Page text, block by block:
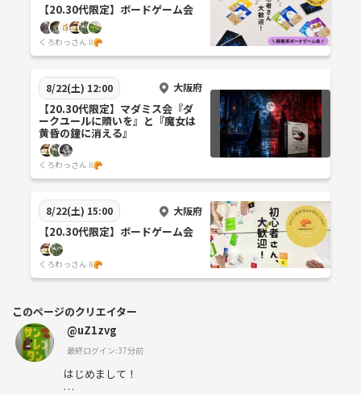
【20.30代限定】ボードゲーム会
くろわっさん Ⅱ🥐
8/22(土) 12:00 大阪府
【20.30代限定】マダミス会『ダ
ークユールに贖いを』と『魔女は
黄昏の鐘に消える』
くろわっさん Ⅱ🥐
8/22(土) 15:00 大阪府
【20.30代限定】ボードゲーム会
くろわっさん Ⅱ🥐
このページのクリエイター
@uZ1zvg
最終ログイン:37分前
はじめまして！